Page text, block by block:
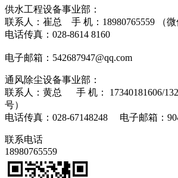
供水工程设备事业部：
联系人：崔总 手 机：18980765559 （微
电话传真：028-
电子邮箱：542687947@qq.com
通风除尘设备事业部：
联系人：黄总 手 机： 17340181606/
号）
电话传真：028-67148248 电子邮箱：
联系电话
18980765559